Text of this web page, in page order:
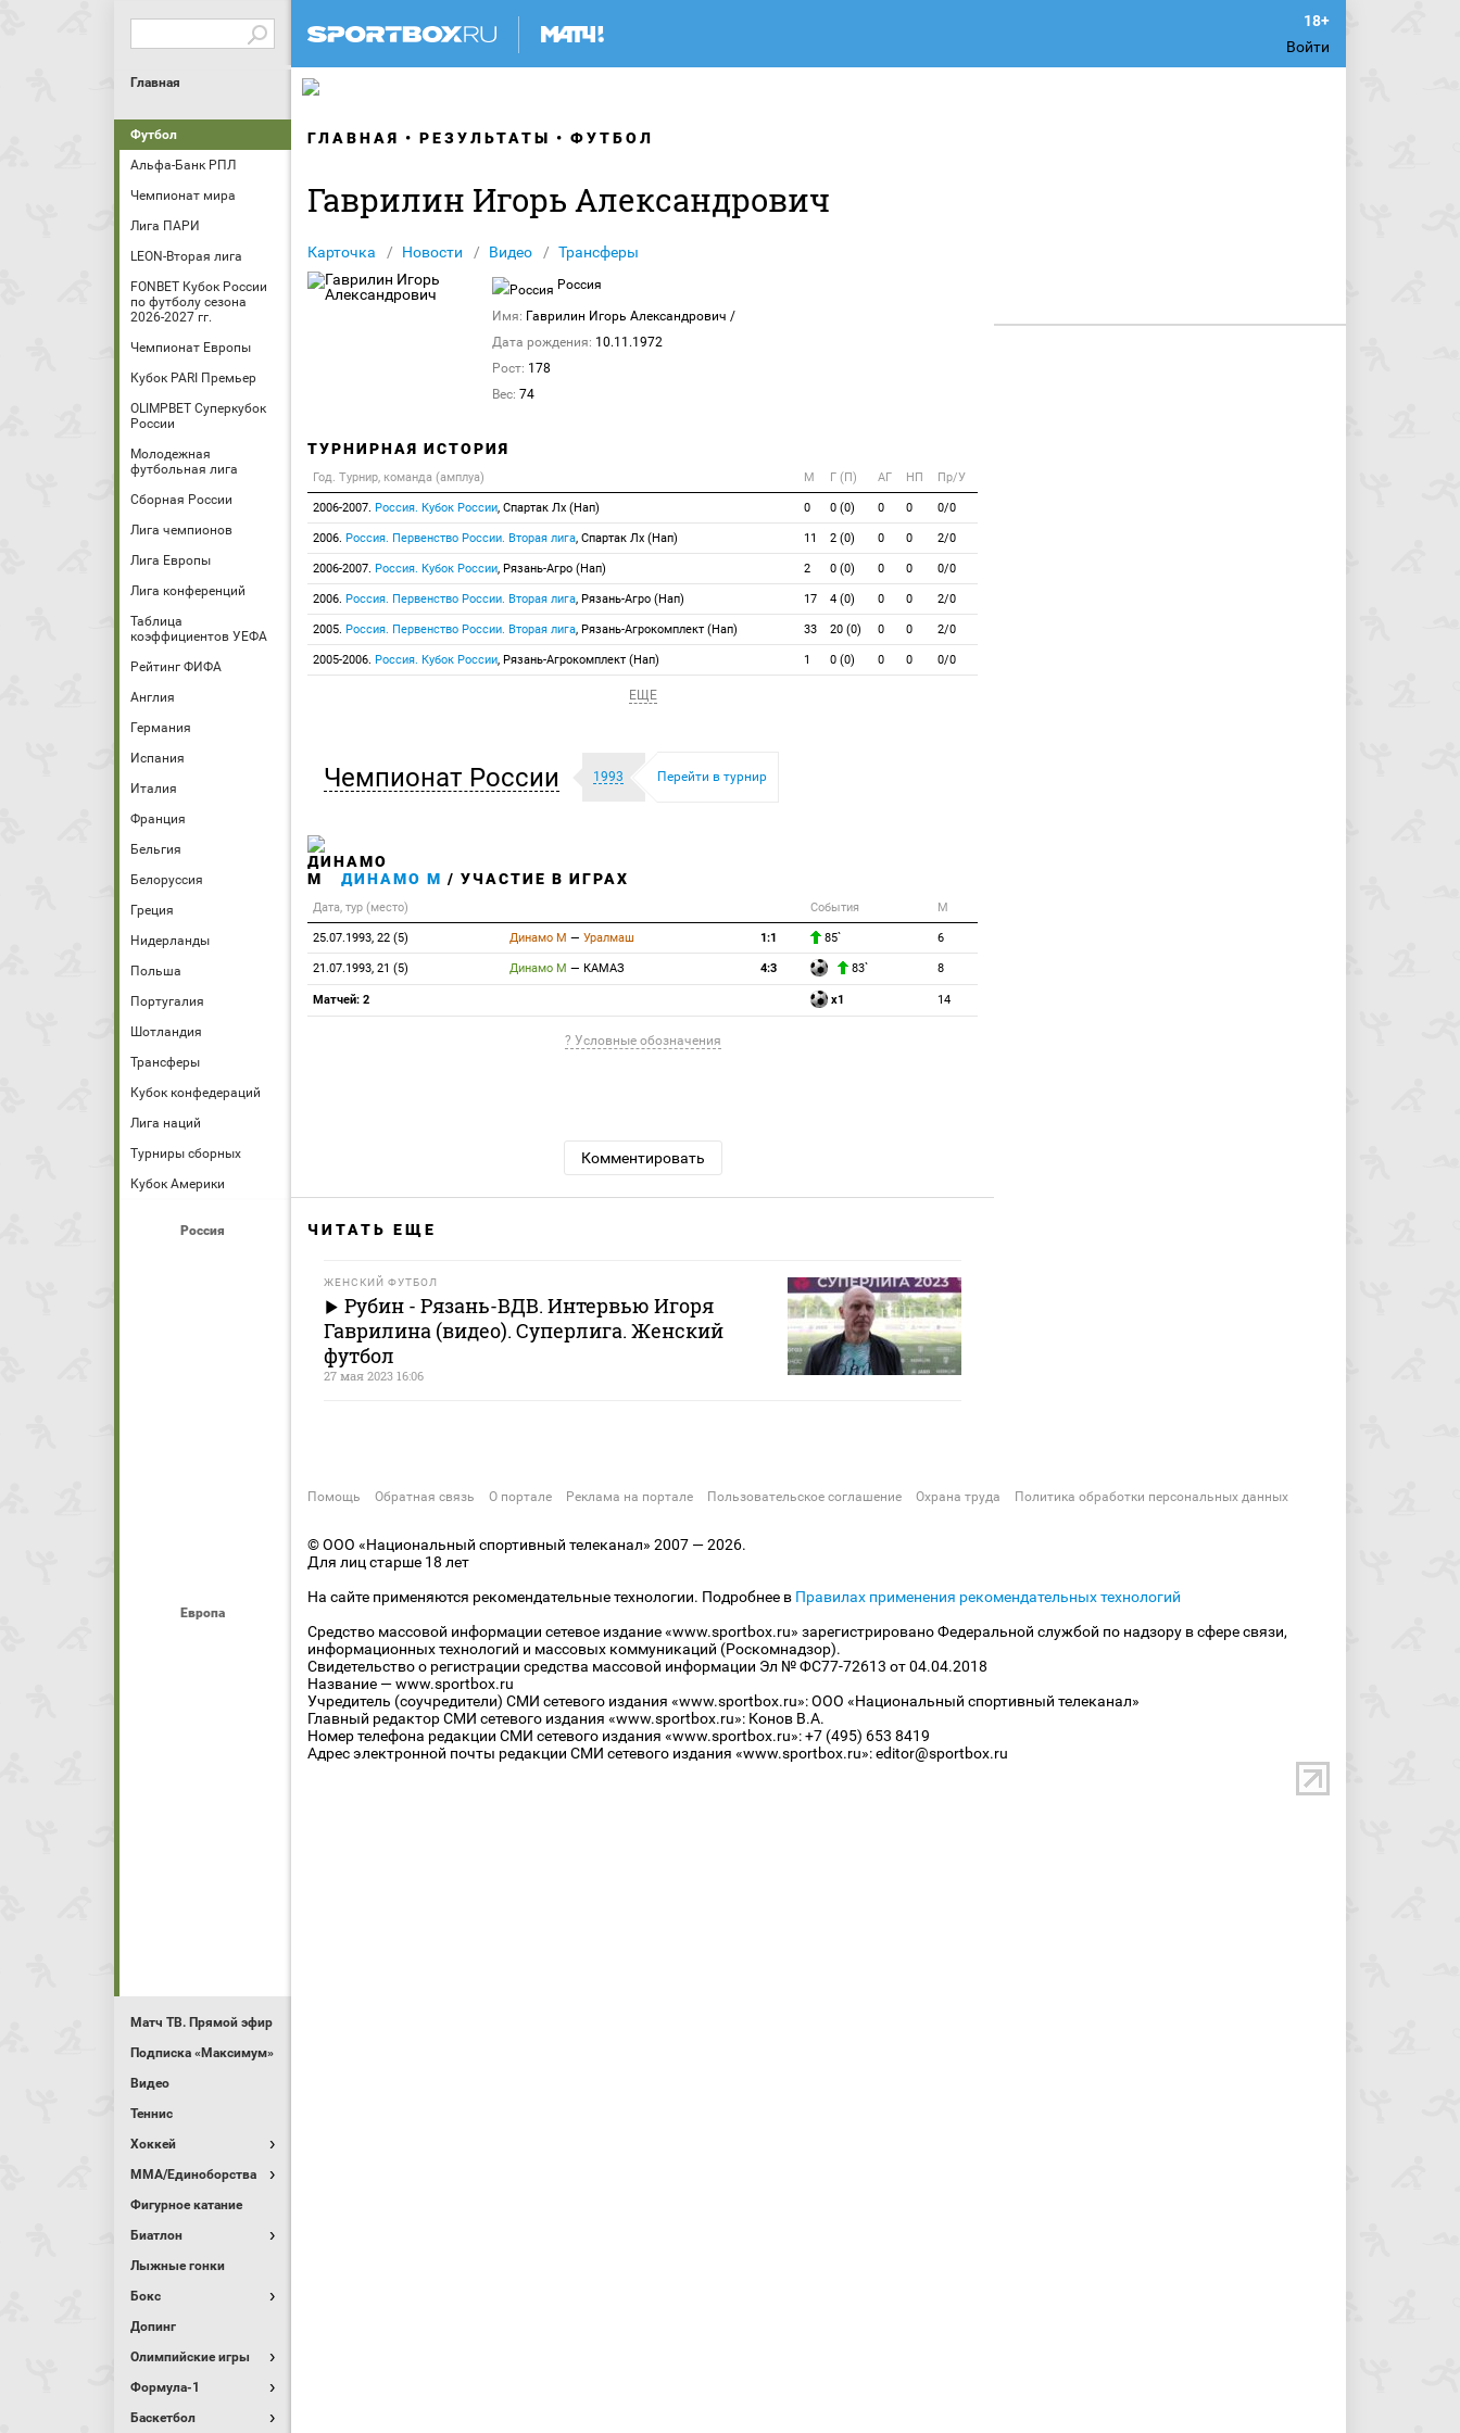
Войти
Главная
Футбол
Альфа-Банк РПЛ
Чемпионат мира
Лига ПАРИ
LEON-Вторая лига
FONBET Кубок России
по футболу сезона
2026-2027 гг.
Чемпионат Европы
Кубок PARI Премьер
OLIMPBET Суперкубок
России
Молодежная
футбольная лига
Сборная России
Лига чемпионов
Лига Европы
Лига конференций
Таблица
коэффициентов УЕФА
Рейтинг ФИФА
Англия
Германия
Испания
Италия
Франция
Бельгия
Белоруссия
Греция
Нидерланды
Польша
Португалия
Шотландия
Трансферы
Кубок конфедераций
Лига наций
Турниры сборных
Кубок Америки
Россия
Европа
Матч ТВ. Прямой эфир
Подписка «Максимум»
Видео
Теннис
Хоккей
MMA/Единоборства
Фигурное катание
Биатлон
Лыжные гонки
Бокс
Допинг
Олимпийские игры
Формула-1
Баскетбол
ГЛАВНАЯ РЕЗУЛЬТАТЫ ФУТБОЛ
Гаврилин Игорь Александрович
Карточка Новости Видео Трансферы
Россия
Имя: Гаврилин Игорь Александрович /
Дата рождения: 10.11.1972
Рост: 178
Вес: 74
ТУРНИРНАЯ ИСТОРИЯ
Год. Турнир, команда (амплуа) М Г (П) АГ НП Пр/У
2006-2007. Россия. Кубок России, Спартак Лх (Нап) 0 0 (0) 0 0 0/0
2006. Россия. Первенство России. Вторая лига, Спартак Лх (Нап) 11 2 (0) 0 0 2/0
2006-2007. Россия. Кубок России, Рязань-Агро (Нап) 2 0 (0) 0 0 0/0
2006. Россия. Первенство России. Вторая лига, Рязань-Агро (Нап) 17 4 (0) 0 0 2/0
2005. Россия. Первенство России. Вторая лига, Рязань-Агрокомплект (Нап) 33 20 (0) 0 0 2/0
2005-2006. Россия. Кубок России, Рязань-Агрокомплект (Нап) 1 0 (0) 0 0 0/0
ЕЩЕ
Чемпионат России 1993 Перейти в турнир
ДИНАМО М / УЧАСТИЕ В ИГРАХ
Дата, тур (место) События М
25.07.1993, 22 (5) Динамо М — Уралмаш 1:1 85` 6
21.07.1993, 21 (5) Динамо М — КАМАЗ 4:3 83` 8
Матчей: 2 x1 14
? Условные обозначения
Комментировать
ЧИТАТЬ ЕЩЕ
ЖЕНСКИЙ ФУТБОЛ
Рубин - Рязань-ВДВ. Интервью Игоря
Гаврилина (видео). Суперлига. Женский
футбол
27 мая 2023 16:06
Помощь Обратная связь О портале Реклама на портале Пользовательское соглашение Охрана труда Политика обработки персональных данных
© ООО «Национальный спортивный телеканал» 2007 — 2026.
Для лиц старше 18 лет
На сайте применяются рекомендательные технологии. Подробнее в Правилах применения рекомендательных технологий
Средство массовой информации сетевое издание «www.sportbox.ru» зарегистрировано Федеральной службой по надзору в сфере связи,
информационных технологий и массовых коммуникаций (Роскомнадзор).
Свидетельство о регистрации средства массовой информации Эл № ФС77-72613 от 04.04.2018
Название — www.sportbox.ru
Учредитель (соучредители) СМИ сетевого издания «www.sportbox.ru»: ООО «Национальный спортивный телеканал»
Главный редактор СМИ сетевого издания «www.sportbox.ru»: Конов В.А.
Номер телефона редакции СМИ сетевого издания «www.sportbox.ru»: +7 (495) 653 8419
Адрес электронной почты редакции СМИ сетевого издания «www.sportbox.ru»: editor@sportbox.ru